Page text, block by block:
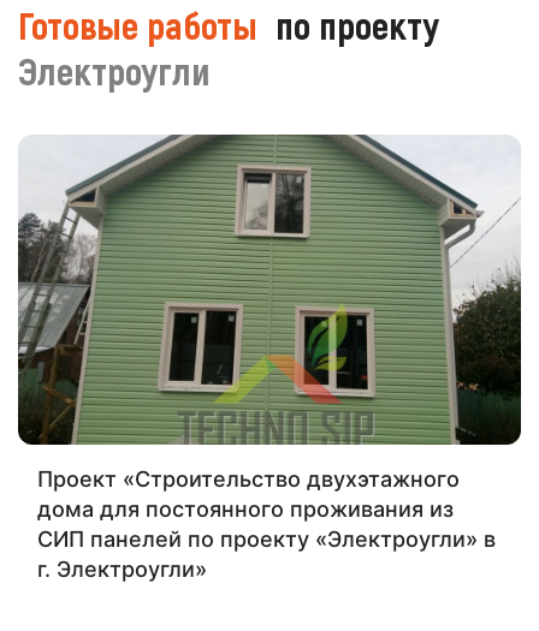
Готовые работы по проекту
Электроугли
Проект «Строительство двухэтажного
дома для постоянного проживания из
СИП панелей по проекту «Электроугли» в
г. Электроугли»